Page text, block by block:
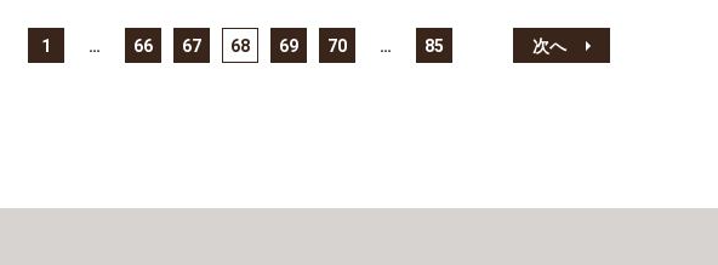
1 … 66 67 68 69 70 … 85 次へ